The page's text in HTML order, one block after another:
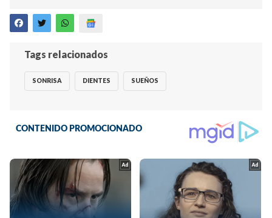
Tags relacionados
SONRISA DIENTES SUEÑOS